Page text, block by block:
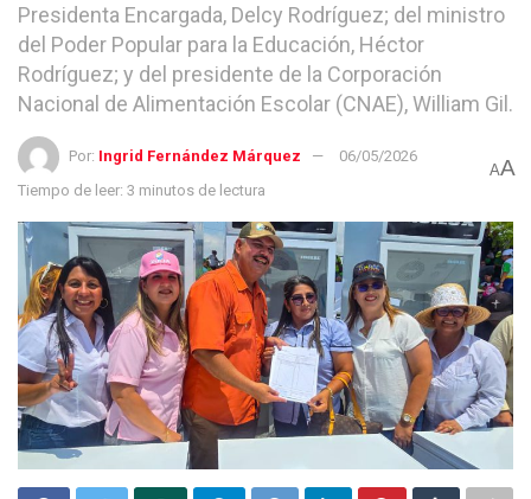
Presidenta Encargada, Delcy Rodríguez; del ministro
del Poder Popular para la Educación, Héctor
Rodríguez; y del presidente de la Corporación
Nacional de Alimentación Escolar (CNAE), William Gil.
Por: Ingrid Fernández Márquez
06/05/2026
Tiempo de leer: 3 minutos de lectura
AA